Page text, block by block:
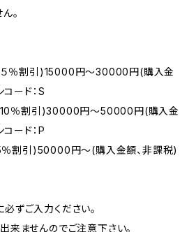
。
％割引)15000円～30000円(購入金
ード：S
％割引)30000円～50000円(購入金
ード：P
割引)50000円～(購入金額、非課税)
ずご入力ください。
ませんのでご注意下さい。